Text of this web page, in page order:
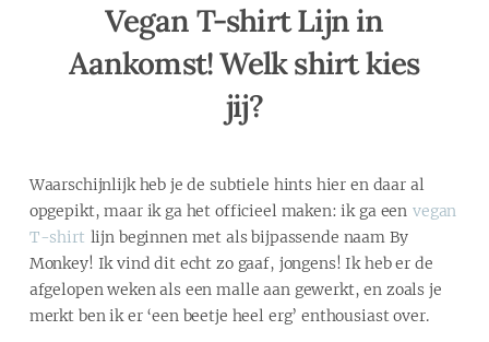
Vegan T-shirt Lijn in
Aankomst! Welk shirt kies
jij?
Waarschijnlijk heb je de subtiele hints hier en daar al
opgepikt, maar ik ga het officieel maken: ik ga een vegan
T-shirt lijn beginnen met als bijpassende naam By
Monkey! Ik vind dit echt zo gaaf, jongens! Ik heb er de
afgelopen weken als een malle aan gewerkt, en zoals je
merkt ben ik er ‘een beetje heel erg’ enthousiast over.